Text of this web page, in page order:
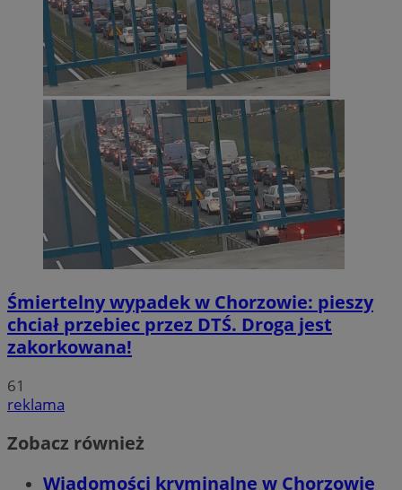
Śmiertelny wypadek w Chorzowie: pieszy
chciał przebiec przez DTŚ. Droga jest
zakorkowana!
61
reklama
Zobacz również
Wiadomości kryminalne w Chorzowie